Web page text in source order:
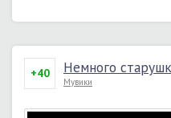
+40 Немного
Мувики